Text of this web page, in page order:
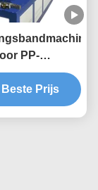
PP-
Beste Prijs